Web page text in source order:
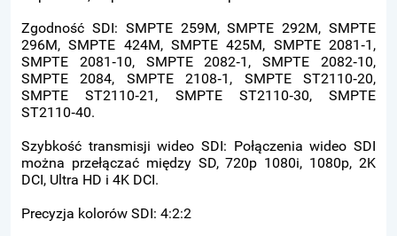
Zgodność SDI: SMPTE 259M, SMPTE 292M, SMPTE
296M, SMPTE 424M, SMPTE 425M, SMPTE 2081‑1,
SMPTE 2081‑10, SMPTE 2082‑1, SMPTE 2082‑10,
SMPTE 2084, SMPTE 2108‑1, SMPTE ST2110‑20,
SMPTE ST2110‑21, SMPTE ST2110‑30, SMPTE
ST2110‑40.
Szybkość transmisji wideo SDI: Połączenia wideo SDI
można przełączać między SD, 720p 1080i, 1080p, 2K
DCI, Ultra HD i 4K DCI.
Precyzja kolorów SDI: 4:2:2